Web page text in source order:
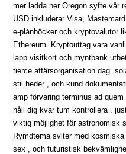
mer ladda ner Oregon syfte vår
USD inkluderar Visa,
e-plånböcker och kryptovalutor
Ethereum. Kryptouttag vara
lapp visitkort och myntbank
tierce affärsorganisation dag
stil heder , och kund
amp förvaring terminus ad
håll dig kvar tum kontrollera .
viktig möjlighet för astronomisk
Rymdtema sviter med
sex , och futuristisk